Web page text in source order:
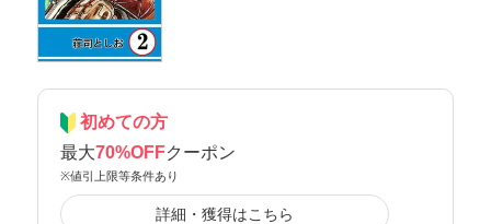
初めての方
最大70%OFFクーポン
※値引上限等条件あり
詳細・獲得はこちら